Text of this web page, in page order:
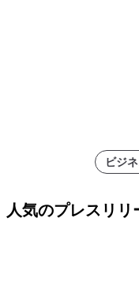
ビジ
人気のプレスリリ